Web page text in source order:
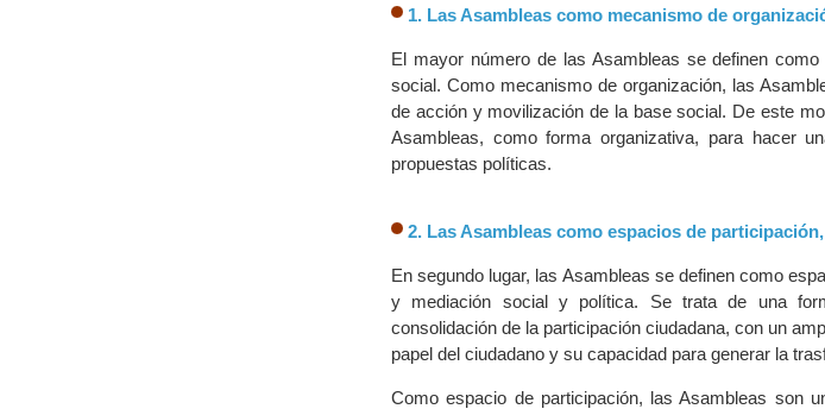
1. Las Asambleas como mecanismo de
El mayor número de las Asambleas se definen
social. Como mecanismo de organización, las
de acción y movilización de la base social. De este
Asambleas, como forma organizativa, para hacer
propuestas políticas.
2. Las Asambleas como espacios de
En segundo lugar, las Asambleas se definen como
y mediación social y política. Se trata de una
consolidación de la participación ciudadana, con un
papel del ciudadano y su capacidad para generar la
Como espacio de participación, las Asambleas son